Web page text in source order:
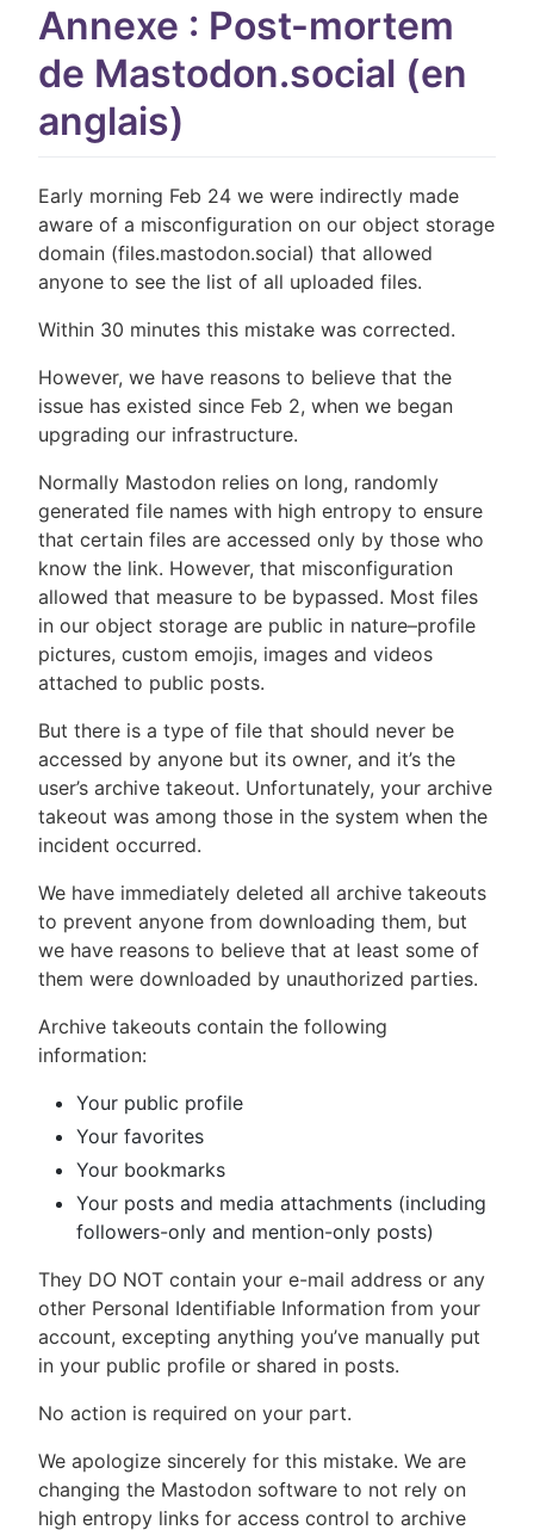
Annexe : Post-mortem
de Mastodon.social (en
anglais)
Early morning Feb 24 we were indirectly made
aware of a misconfiguration on our object storage
domain (files.mastodon.social) that allowed
anyone to see the list of all uploaded files.
Within 30 minutes this mistake was corrected.
However, we have reasons to believe that the
issue has existed since Feb 2, when we began
upgrading our infrastructure.
Normally Mastodon relies on long, randomly
generated file names with high entropy to ensure
that certain files are accessed only by those who
know the link. However, that misconfiguration
allowed that measure to be bypassed. Most files
in our object storage are public in nature–profile
pictures, custom emojis, images and videos
attached to public posts.
But there is a type of file that should never be
accessed by anyone but its owner, and it’s the
user’s archive takeout. Unfortunately, your archive
takeout was among those in the system when the
incident occurred.
We have immediately deleted all archive takeouts
to prevent anyone from downloading them, but
we have reasons to believe that at least some of
them were downloaded by unauthorized parties.
Archive takeouts contain the following
information:
Your public profile
Your favorites
Your bookmarks
Your posts and media attachments (including
followers-only and mention-only posts)
They DO NOT contain your e-mail address or any
other Personal Identifiable Information from your
account, excepting anything you’ve manually put
in your public profile or shared in posts.
No action is required on your part.
We apologize sincerely for this mistake. We are
changing the Mastodon software to not rely on
high entropy links for access control to archive